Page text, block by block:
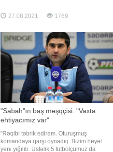
Liqasının qrup mərhələsinə düşdükdən
sonra jurnalistlərin yanına paltarsız gəlib.
mütəxəssis mətbua
27.08.2021 1769
"Sabah"ın baş məşqçisi: "Vaxta
ehtiyacımız var"
"Rəqibi təbrik edirəm. Oturuşmuş
komandaya qarşı oynadıq. Bizim heyət
yeni yığılıb. Üstəlik 5 futbolçumuz da